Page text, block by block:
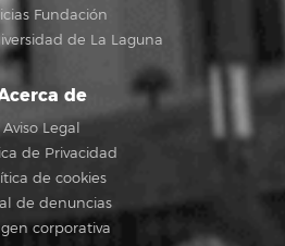
Fundación
de La Laguna
de
Aviso Legal
de Privacidad
de cookies
de denuncias
corporativa